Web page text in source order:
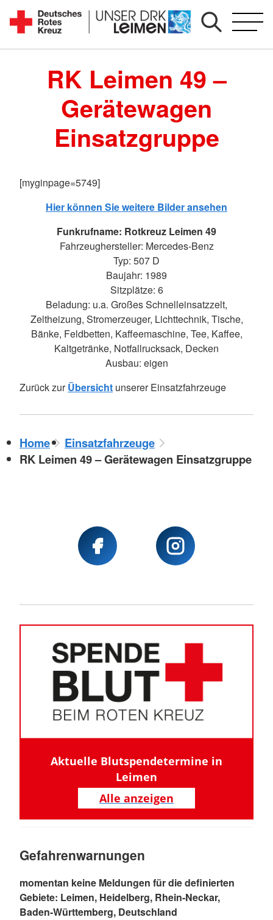
Zum
Inhalt
springen
1892
RK Leimen 49 –
Gerätewagen
Einsatzgruppe
[myginpage=5749]
Hier können Sie weitere Bilder ansehen
Funkrufname: Rotkreuz Leimen 49
Fahrzeughersteller: Mercedes-Benz
Typ: 507 D
Baujahr: 1989
Sitzplätze: 6
Beladung: u.a. Großes Schnelleinsatzzelt,
Zeltheizung, Stromerzeuger, Lichttechnik, Tische,
Bänke, Feldbetten, Kaffeemaschine, Tee, Kaffee,
Kaltgetränke, Notfallrucksack, Decken
Ausbau: eigen
Zurück zurÜbersicht unserer Einsatzfahrzeuge
Home
Einsatzfahrzeuge
RK Leimen 49 – Gerätewagen Einsatzgruppe
Aktuelle Blutspendetermine in
Leimen
Alle anzeigen
Gefahrenwarnungen
momentan keine Meldungen für die definierten
Gebiete: Leimen, Heidelberg, Rhein-Neckar,
Baden-Württemberg, Deutschland